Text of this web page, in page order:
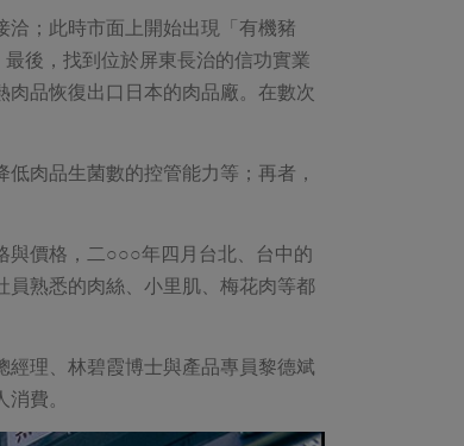
；此時市面上開始出現「有機豬
後，找到位於屏東長治的信功實業
品恢復出口日本的肉品廠。在數次
肉品生菌數的控管能力等；再者，
與價格，二○○○年四月台北、台中的
員熟悉的肉絲、小里肌、梅花肉等都
理、林碧霞博士與產品專員黎德斌
費。